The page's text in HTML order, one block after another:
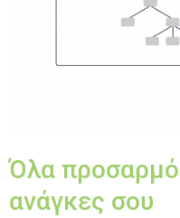
Όλα
ανάγκες σου